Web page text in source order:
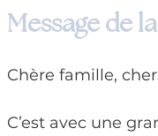
Message de
Chère famille,
C’est avec une